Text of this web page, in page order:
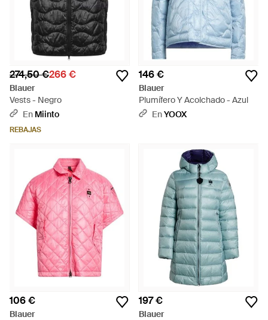
274,50 €266 €
Blauer
Vests - Negro
En Miinto
REBAJAS
146 €
Blauer
Plumífero Y Acolchado - Azul
EnYOOX
106 €
Blauer
197 €
Blauer